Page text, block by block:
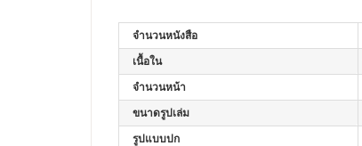
จำนวนหนังสือ
เนื้อใน
จำนวนหน้า
ขนาดรูปเล่ม
รูปแบบปก